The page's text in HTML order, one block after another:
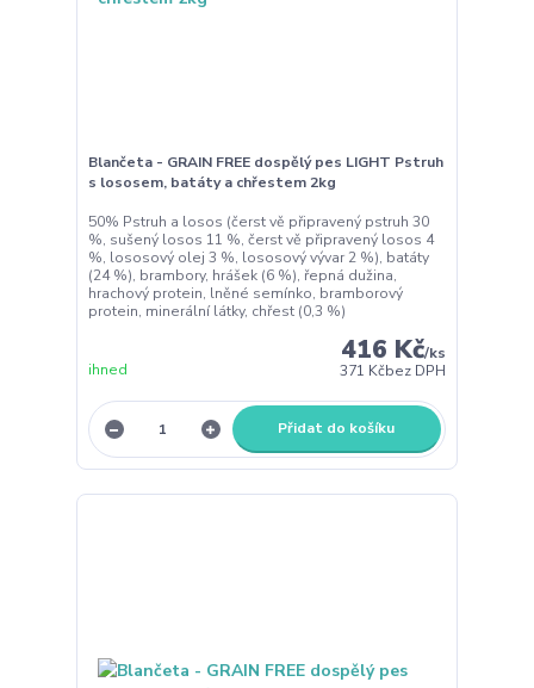
Blančeta - GRAIN FREE dospělý pes LIGHT Pstruh
s lososem, batáty a chřestem 2kg
50% Pstruh a losos (čerst vě připravený pstruh 30
%, sušený losos 11 %, čerst vě připravený losos 4
%, lososový olej 3 %, lososový vývar 2 %), batáty
(24 %), brambory, hrášek (6 %), řepná dužina,
hrachový protein, lněné semínko, bramborový
protein, minerální látky, chřest (0,3 %)
416 Kč/ks
371 Kčbez DPH
ihned
Přidat do košíku